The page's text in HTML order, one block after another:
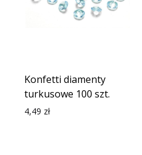
Konfetti diamenty
turkusowe 100 szt.
4,49 zł